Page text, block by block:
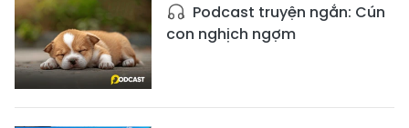
Podcast truyện ngắn: Cún
con nghịch ngợm